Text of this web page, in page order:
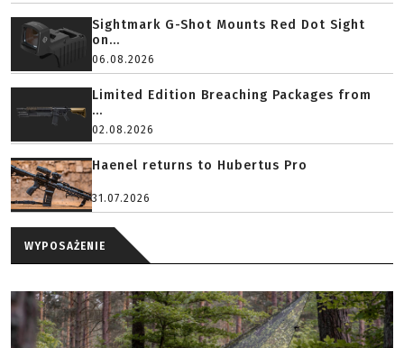
Sightmark G-Shot Mounts Red Dot Sight
on...
06.08.2026
Limited Edition Breaching Packages from
...
02.08.2026
Haenel returns to Hubertus Pro
31.07.2026
WYPOSAŻENIE